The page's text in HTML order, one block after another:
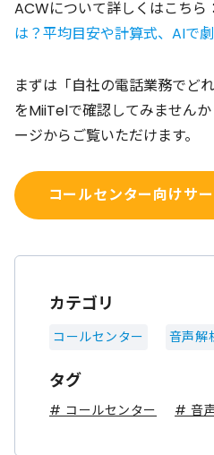
ACWについて詳しくはこちら
は？平均目安や計算式、AIで
まずは「自社の電話業務でど
をMiiTelで確認してみません
ージからご覧いただけます。
コールセンター向けサ
カテゴリ
コールセンター 音声解
タグ
# コールセンター # 音